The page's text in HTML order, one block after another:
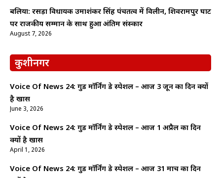
बलिया: रसड़ा विधायक उमाशंकर सिंह पंचतत्व में विलीन, शिवरामपुर घाट
पर राजकीय सम्मान के साथ हुआ अंतिम संस्कार
August 7, 2026
कुशीनगर
Voice Of News 24: गुड माॅर्निंग डे स्पेशल – आज 3 जून का दिन क्यों
है खास
June 3, 2026
Voice Of News 24: गुड माॅर्निंग डे स्पेशल – आज 1 अप्रैल का दिन
क्यों है खास
April 1, 2026
Voice Of News 24: गुड माॅर्निंग डे स्पेशल – आज 31 मार्च का दिन